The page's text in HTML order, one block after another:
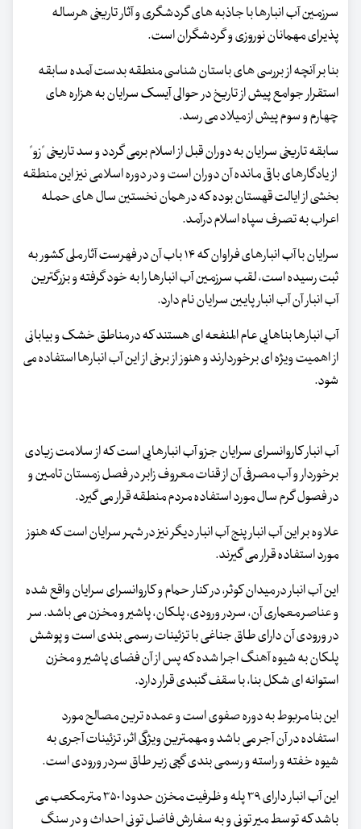
سرزمین آب انبارها با جاذبه های گردشگری و آثار تاریخی هرساله
پذیرای مهمانان نوروزی و گردشگران است.
بنا بر آنچه از بررسی های باستان شناسی منطقه بدست آمده سابقه
استقرار جوامع پیش از تاریخ در حوالی آیسک سرایان به هزاره های
چهارم و سوم پیش از میلاد می رسد.
سابقه تاریخی سرایان به دوران قبل از اسلام برمی گردد و سد تاریخی "زو"
از یادگارهای باقی مانده آن دوران است و در دوره اسلامی نیز این منطقه
بخشی از ایالت قهستان بوده که در همان نخستین سال های حمله
اعراب به تصرف سپاه اسلام درآمد.
سرایان با آب انبارهای فراوان که ۱۴ باب آن در فهرست آثار ملی کشور به
ثبت رسیده است، لقب سرزمین آب انبارها را به خود گرفته و بزرگترین
آب انبار آن آب انبار پایین سرایان نام دارد.
آب انبارها بناهایی عام المنفعه ای هستند که در مناطق خشک و بیابانی
از اهمیت ویژه ای برخوردارند و هنوز از برخی از این آب انبارها استفاده می
شود.
آب انبار کاروانسرای سرایان جزو آب انبارهایی است که از سلامت زیادی
برخوردار و آب مصرفی آن از قنات معروف زابر در فصل زمستان تامین و
در فصول گرم سال مورد استفاده مردم منطقه قرار می گیرد.
علاوه بر این آب انبار پنج آب انبار دیگر نیز در شهر سرایان است که هنوز
مورد استفاده قرار می گیرند.
این آب انبار در میدان کوثر، در کنار حمام و کاروانسرای سرایان واقع شده
و عناصر معماری آن، سردر ورودی، پلکان، پاشیر و مخزن می باشد. سر
در ورودی آن دارای طاق جناغی با تزئینات رسمی بندی است و پوشش
پلکان به شیوه آهنگ اجرا شده که پس از آن فضای پاشیر و مخزن
استوانه ای شکل بنا، با سقف گنبدی قرار دارد.
این بنا مربوط به دوره صفوی است و عمده ترین مصالح مورد
استفاده در آن آجر می باشد و مهمترین ویژگی اثر، تزئینات آجری به
شیوه خفته و راسته و رسمی بندی گچی زیر طاق سردر ورودی است.
این آب انبار دارای ۳۹ پله و ظرفیت مخزن حدودا ۳۵۰ متر مکعب می
باشد که توسط میر تونی و به سفارش فاضل تونی احداث و در سنگ